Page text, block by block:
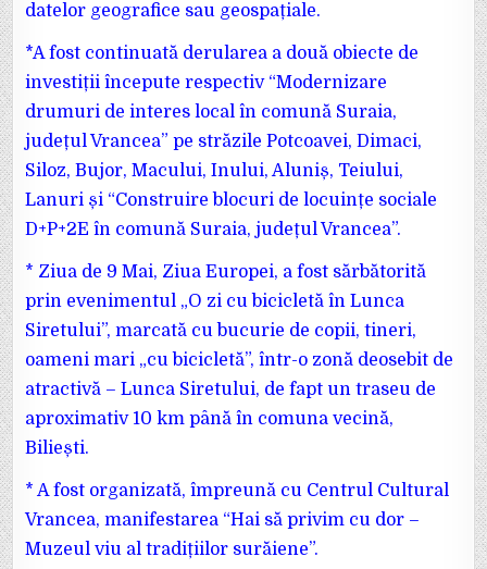
datelor geografice sau geospațiale.
*A fost continuată derularea a două obiecte de
investiții începute respectiv “Modernizare
drumuri de interes local în comună Suraia,
județul Vrancea” pe străzile Potcoavei, Dimaci,
Siloz, Bujor, Macului, Inului, Aluniș, Teiului,
Lanuri și “Construire blocuri de locuințe sociale
D+P+2E în comună Suraia, județul Vrancea”.
* Ziua de 9 Mai, Ziua Europei, a fost sărbătorită
prin evenimentul „O zi cu bicicletă în Lunca
Siretului”, marcată cu bucurie de copii, tineri,
oameni mari „cu bicicletă”, într-o zonă deosebit de
atractivă – Lunca Siretului, de fapt un traseu de
aproximativ 10 km până în comuna vecină,
Biliești.
* A fost organizată, împreună cu Centrul Cultural
Vrancea, manifestarea “Hai să privim cu dor –
Muzeul viu al tradițiilor surăiene”.